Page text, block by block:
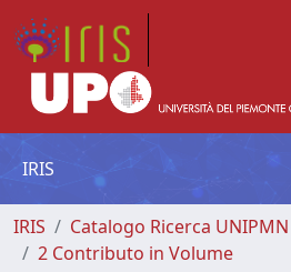
IRIS
IRIS
Catalogo Ricerca UNIPMN
2 Contributo in Volume